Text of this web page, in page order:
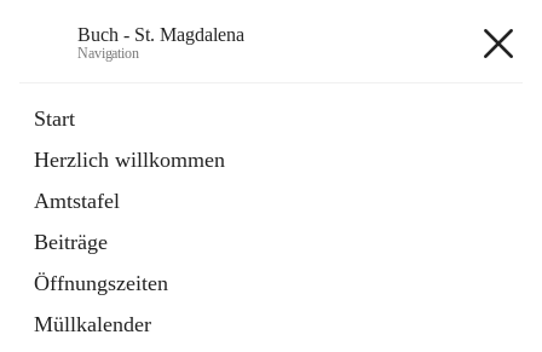
Buch - St. Magdalena
Navigation
Start
Herzlich willkommen
Amtstafel
Beiträge
Öffnungszeiten
Müllkalender
11 Schnellzugriffe
Bürgerservice
10 Schnellzugriffe